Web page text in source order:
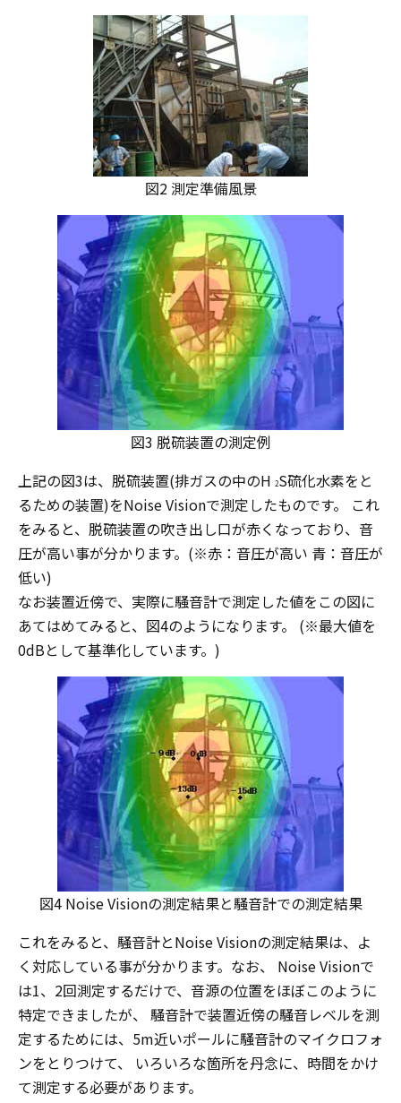
図2 測定準備風景
図3 脱硫装置の測定例
上記の図3は、脱硫装置(排ガスの中のH 2S硫化水素をと
るための装置)をNoise Visionで測定したものです。 これ
をみると、脱硫装置の吹き出し口が赤くなっており、音
圧が高い事が分かります。(※赤：音圧が高い 青：音圧が
低い)
なお装置近傍で、実際に騒音計で測定した値をこの図に
あてはめてみると、図4のようになります。 (※最大値を
0dBとして基準化しています。)
図4 Noise Visionの測定結果と騒音計での測定結果
これをみると、騒音計とNoise Visionの測定結果は、よ
く対応している事が分かります。なお、 Noise Visionで
は1、2回測定するだけで、音源の位置をほぼこのように
特定できましたが、 騒音計で装置近傍の騒音レベルを測
定するためには、5m近いポールに騒音計のマイクロフォ
ンをとりつけて、 いろいろな箇所を丹念に、時間をかけ
て測定する必要があります。